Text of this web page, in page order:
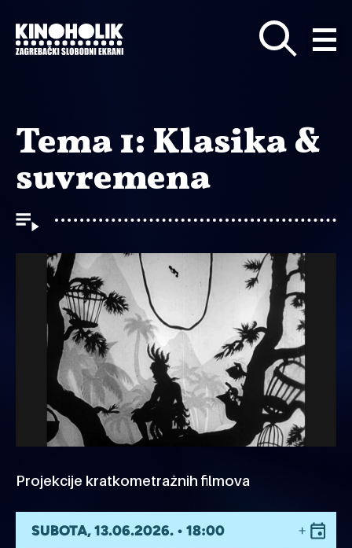
glavni
sadržaj
Tema 1: Klasika &
suvremena
Projekcije kratkometražnih filmova
SUBOTA, 13.06.2026. • 18:00